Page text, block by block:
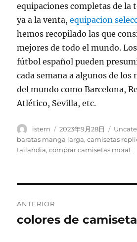
equipaciones completas de la
ya a la venta,equipacion
hemos recopilado las que
mejores de todo el mundo.
fútbol español pueden
cada semana a algunos de los
del mundo como Barcelona,
Atlético, Sevilla, etc.
Autor
istern
Publicado
el
2023年9月28日
baratas manga larga,camisetas
tailandia,comprar camisetas morat
de
ANTERIOR
Entrada
colores de